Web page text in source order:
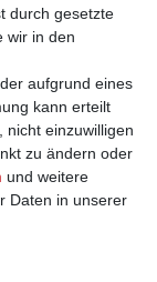
es sich um ein Pflichtfeld.
AGB
durch gesetzte
wir in den
aufgrund eines
kann erteilt
nicht einzuwilligen
zu ändern oder
und weitere
Daten in unserer